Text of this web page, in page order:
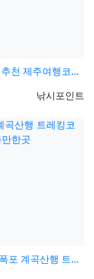
행코스 둘레길 가볼…
등록자
낚시포인트
트레킹코스 강릉솔…